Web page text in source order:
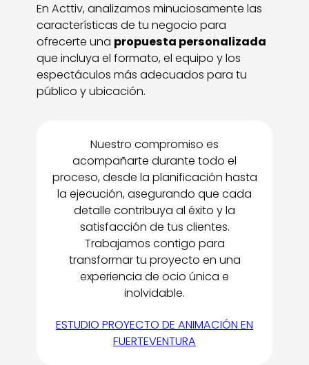
En Acttiv, analizamos minuciosamente las
características de tu negocio para
ofrecerte una propuesta personalizada
que incluya el formato, el equipo y los
espectáculos más adecuados para tu
público y ubicación.
Nuestro compromiso es
acompañarte durante todo el
proceso, desde la planificación hasta
la ejecución, asegurando que cada
detalle contribuya al éxito y la
satisfacción de tus clientes.
Trabajamos contigo para
transformar tu proyecto en una
experiencia de ocio única e
inolvidable.
ESTUDIO PROYECTO DE ANIMACIÓN EN
FUERTEVENTURA